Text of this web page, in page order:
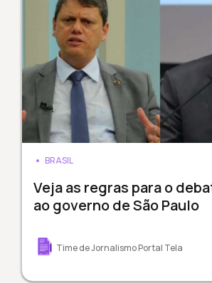
BRASIL
Veja as regras para o
ao governo de São Paulo
Time de Jornalismo Portal Tela